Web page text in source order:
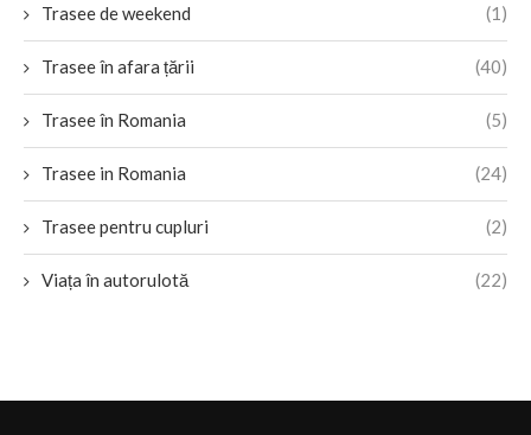
Trasee de weekend (1)
Trasee în afara țării (40)
Trasee în Romania (5)
Trasee in Romania (24)
Trasee pentru cupluri (2)
Viața în autorulotă (22)